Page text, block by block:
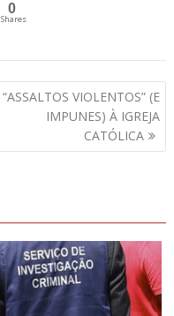
0
Shares
“ASSALTOS VIOLENTOS” (E
IMPUNES) À IGREJA
CATÓLICA